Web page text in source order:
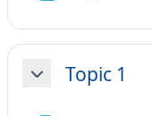
MinimizzaTopic 1